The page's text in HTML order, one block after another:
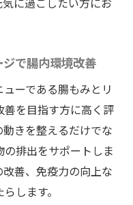
で腸内環境改善
ーである腸もみとリ
善を目指す方に高く評
きを整えるだけでな
排出をサポートしま
善、免疫力の向上な
します。